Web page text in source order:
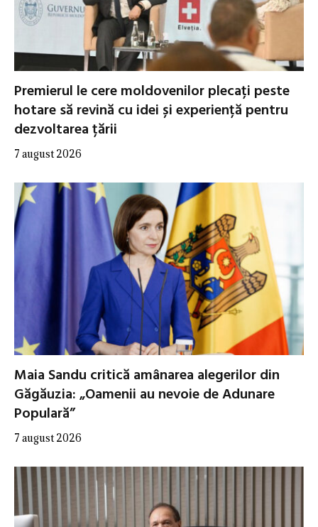
Premierul le cere moldovenilor plecați peste
hotare să revină cu idei și experiență pentru
dezvoltarea țării
7 august 2026
Maia Sandu critică amânarea alegerilor din
Găgăuzia: „Oamenii au nevoie de Adunare
Populară”
7 august 2026